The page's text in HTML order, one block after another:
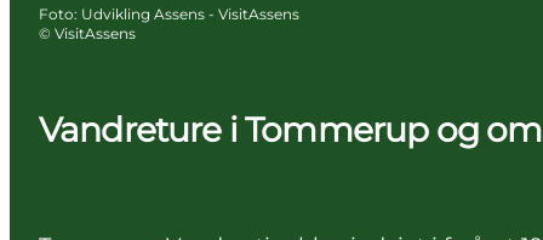
Vandreture i Tommerup og
Foto: Udvikling Assens - VisitAssens
© VisitAssens